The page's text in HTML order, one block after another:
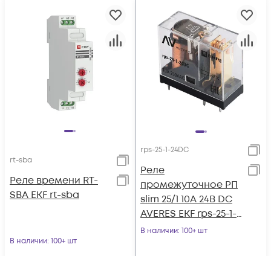
rt-sba
Реле времени RT-
SBA EKF rt-sba
В наличии: 100+ шт
rps-25-1-24DC
Реле
промежуточное РП
slim 25/1 10A 24В DC
AVERES EKF rps-25-1-
24DC
В наличии: 100+ шт